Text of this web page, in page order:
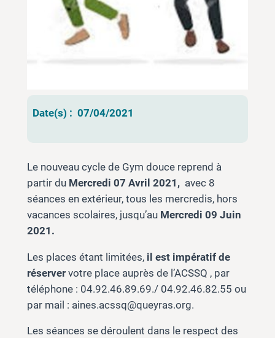
Date(s) : 07/04/2021
Le nouveau cycle de Gym douce reprend à
partir duMercredi 07 Avril 2021, avec 8
séances en extérieur, tous les mercredis, hors
vacances scolaires, jusqu’au Mercredi 09 Juin
2021.
Les places étant limitées, il est impératif de
réservervotre place auprès de l’ACSSQ , par
téléphone : 04.92.46.89.69./ 04.92.46.82.55 ou
par mail : aines.acssq@queyras.org.
Les séances se déroulent dans le respect des